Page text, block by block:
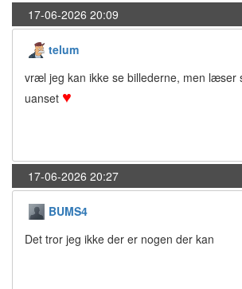
17-06-2026 20:09
telum
vræl jeg kan ikke se billederne, men læser
uanset ♥
17-06-2026 20:27
BUMS4
Det tror jeg ikke der er nogen der kan